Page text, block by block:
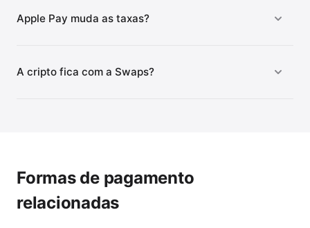
Apple Pay muda as taxas?
A cripto fica com a Swaps?
Formas de pagamento
relacionadas